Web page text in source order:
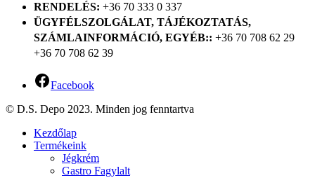
RENDELÉS: +36 70 333 0 337
ÜGYFÉLSZOLGÁLAT, TÁJÉKOZTATÁS,
SZÁMLAINFORMÁCIÓ, EGYÉB:: +36 70 708 62 29
+36 70 708 62 39
Facebook
© D.S. Depo 2023. Minden jog fenntartva
Kezdőlap
Termékeink
Jégkrém
Gastro Fagylalt